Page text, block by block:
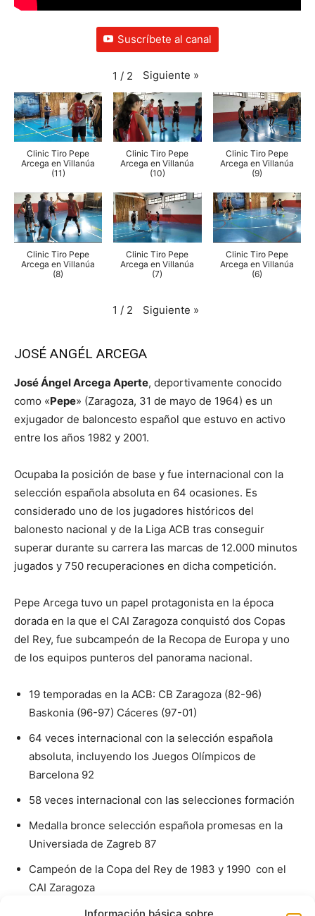
Suscríbete al canal
1 / 2 Siguiente »
Clinic Tiro Pepe
Arcega en Villanúa
(11)
Clinic Tiro Pepe
Arcega en Villanúa
(10)
Clinic Tiro Pepe
Arcega en Villanúa
(9)
Clinic Tiro Pepe
Arcega en Villanúa
(8)
Clinic Tiro Pepe
Arcega en Villanúa
(7)
Clinic Tiro Pepe
Arcega en Villanúa
(6)
1 / 2 Siguiente »
JOSÉ ANGÉL ARCEGA
José Ángel Arcega Aperte, deportivamente conocido
como «Pepe» (Zaragoza, 31 de mayo de 1964) es un
exjugador de baloncesto español que estuvo en activo
entre los años 1982 y 2001.
Ocupaba la posición de base y fue internacional con la
selección española absoluta en 64 ocasiones. Es
considerado uno de los jugadores históricos del
balonesto nacional y de la Liga ACB tras conseguir
superar durante su carrera las marcas de 12.000 minutos
jugados y 750 recuperaciones en dicha competición.
Pepe Arcega tuvo un papel protagonista en la época
dorada en la que el CAI Zaragoza conquistó dos Copas
del Rey, fue subcampeón de la Recopa de Europa y uno
de los equipos punteros del panorama nacional.
19 temporadas en la ACB: CB Zaragoza (82-96)
Baskonia (96-97) Cáceres (97-01)
64 veces internacional con la selección española
absoluta, incluyendo los Juegos Olímpicos de
Barcelona 92
58 veces internacional con las selecciones formación
Medalla bronce selección española promesas en la
Universiada de Zagreb 87
Campeón de la Copa del Rey de 1983 y 1990 con el
CAI Zaragoza
Subcampeón de la Recopa de Europa con el CAI